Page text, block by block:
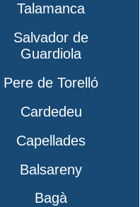
Talamanca
Salvador de
Guardiola
Pere de Torelló
Cardedeu
Capellades
Balsareny
Bagà